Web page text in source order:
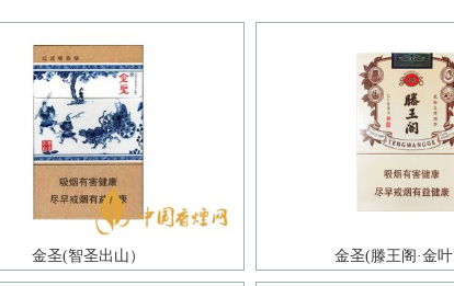
金圣(智圣出山） 金圣(滕王阁·金